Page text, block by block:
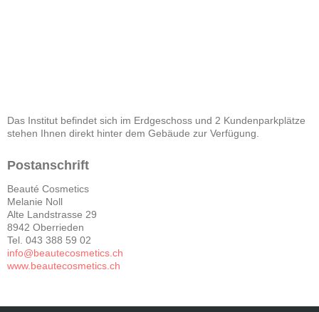
Das Institut befindet sich im Erdgeschoss und 2 Kundenparkplätze
stehen Ihnen direkt hinter dem Gebäude zur Verfügung.
Postanschrift
Beauté Cosmetics
Melanie Noll
Alte Landstrasse 29
8942 Oberrieden
Tel. 043 388 59 02
info@beautecosmetics.ch
www.beautecosmetics.ch